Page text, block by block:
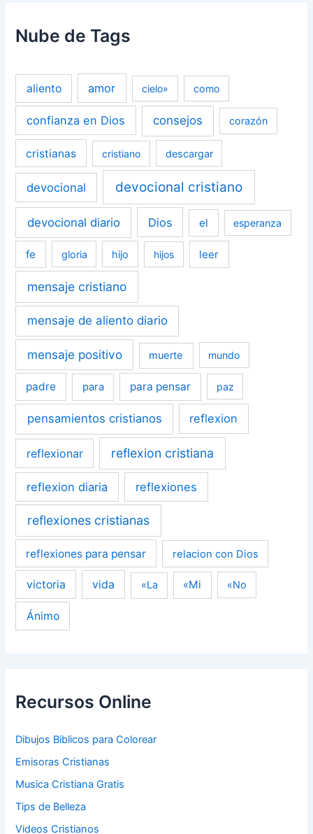
Nube de Tags
aliento amor cielo» como
confianza en Dios consejos corazón
cristianas cristiano descargar
devocional devocional cristiano
devocional diario Dios el esperanza
fe gloria hijo hijos leer
mensaje cristiano
mensaje de aliento diario
mensaje positivo muerte mundo
padre para para pensar paz
pensamientos cristianos reflexion
reflexionar reflexion cristiana
reflexion diaria reflexiones
reflexiones cristianas
reflexiones para pensar relacion con Dios
victoria vida «La «Mi «No
Ánimo
Recursos Online
Dibujos Biblicos para Colorear
Emisoras Cristianas
Musica Cristiana Gratis
Tips de Belleza
Videos Cristianos